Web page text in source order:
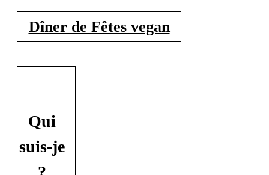
Dîner de Fêtes vegan
Qui
suis-je